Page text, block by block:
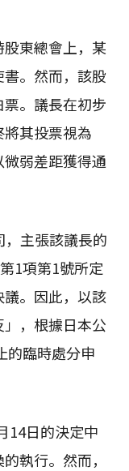
東總會上，某
。然而，該股
。議長在初步
其投票視為
微弱差距獲得通
主張該議長的
1項第1號所定
。因此，以該
，根據日本公
的臨時處分申
14日的決定中
執行。然而，